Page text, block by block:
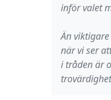
inför valet
Än
när vi ser
i tråden är